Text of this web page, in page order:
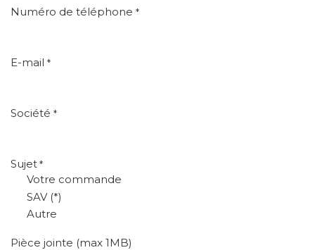
Numéro de téléphone *
E-mail *
Société *
Sujet *
Votre commande
SAV (*)
Autre
Pièce jointe (max 1MB)